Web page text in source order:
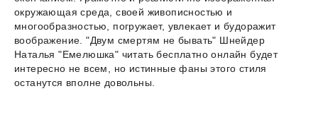
окружающая среда, своей живописностью и
многообразностью, погружает, увлекает и будоражит
воображение. "Двум смертям не бывать" Шнейдер
Наталья "Емелюшка" читать бесплатно онлайн будет
интересно не всем, но истинные фаны этого стиля
останутся вполне довольны.